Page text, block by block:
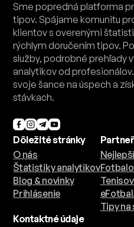
Sme popredná platforma
tipov. Spájame komunitu
klientov s overenými
rýchlym doručením tipov.
služby, podrobné prehľady
analytikov od
svoje šance na úspech a
stávkach.
Dôležité stránky
O nás
Štatistiky analytikov
Blog & novinky
Prihlásenie
Tipy na
Kontaktné údaje